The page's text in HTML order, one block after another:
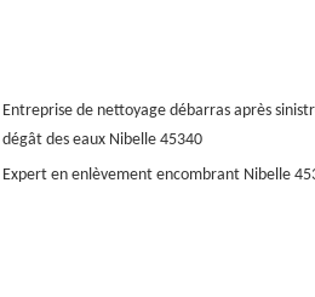
Entreprise de nettoyage débarras après
dégât des eaux Nibelle 45340
Expert en enlèvement encombrant Nibelle